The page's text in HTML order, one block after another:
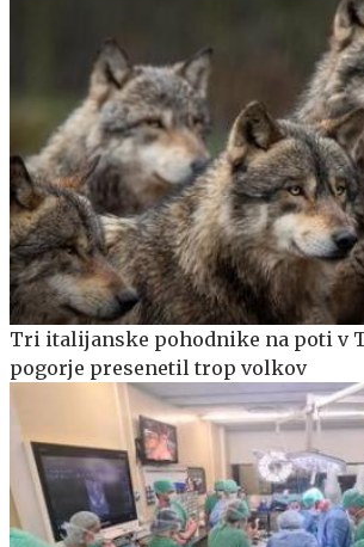
Tri italijanske pohodnike na poti v
pogorje presenetil trop volkov